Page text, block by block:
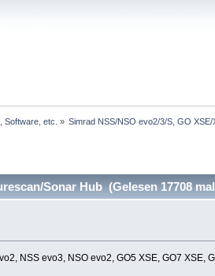
etc. » Simrad NSS/NSO evo2/3/S, GO XSE/
Sonar Hub (Gelesen 17708
NSS evo3, NSO evo2, GO5 XSE, GO7 XSE,